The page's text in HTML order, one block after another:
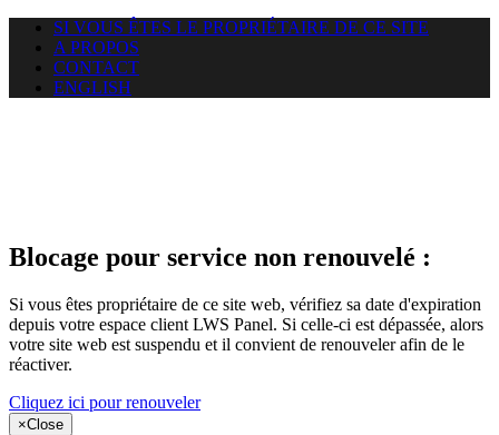
SI VOUS ÊTES LE PROPRIÉTAIRE DE CE SITE
A PROPOS
CONTACT
ENGLISH
Blocage pour service non renouvelé :
Si vous êtes propriétaire de ce site web, vérifiez sa date d'expiration
depuis votre espace client LWS Panel. Si celle-ci est dépassée, alors
votre site web est suspendu et il convient de renouveler afin de le
réactiver.
Cliquez ici pour renouveler
×Close